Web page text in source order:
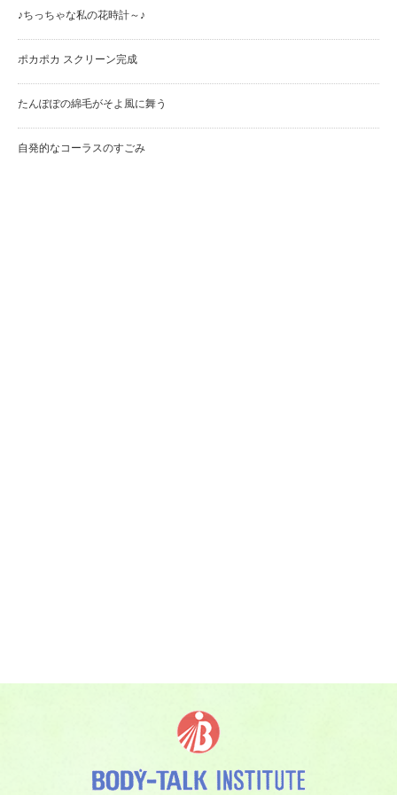
♪ちっちゃな私の花時計～♪
ポカポカ スクリーン完成
たんぽぽの綿毛がそよ風に舞う
自発的なコーラスのすごみ